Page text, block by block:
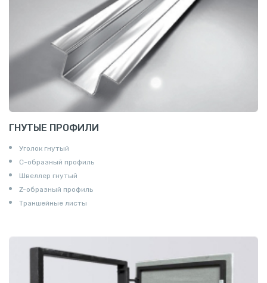
ГНУТЫЕ ПРОФИЛИ
Уголок гнутый
С-образный профиль
Швеллер гнутый
Z-образный профиль
Траншейные листы